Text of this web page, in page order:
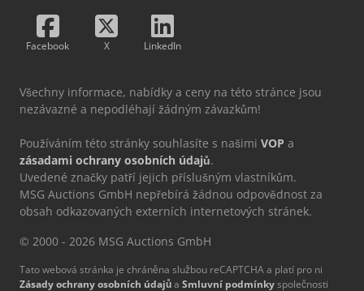
Facebook X LinkedIn
Všechny informace, nabídky a ceny na této stránce jsou
nezávazné a nepodléhají žádným závazkům!
Používáním této stránky souhlasíte s našimi VOP a
zásadami ochrany osobních údajů.
Uvedené značky patří jejich příslušným vlastníkům.
MSG Auctions GmbH nepřebírá žádnou odpovědnost za
obsah odkazovaných externích internetových stránek.
© 2000 - 2026 MSG Auctions GmbH
Tato webová stránka je chráněna službou reCAPTCHA a platí pro ni
Zásady ochrany osobních údajůa Smluvní podmínkyspolečnosti